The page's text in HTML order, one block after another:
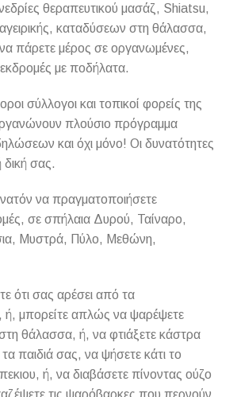
θεραπευτικού μασάζ, Shiatsu,
καταδύσεων στη θάλασσα,
πάρετε μέρος σε οργανωμένες,
εκδρομές με ποδήλατα.
σύλλογοι και τοπικοί φορείς της
πλούσιο πρόγραμμα
και όχι μόνο! Οι δυνατότητες
δική σας.
να πραγματοποιήσετε
σε σπήλαια Δυρού, Ταίναρο,
Μυστρά, Πύλο, Μεθώνη,
ότι σας αρέσει από τα
μπορείτε απλώς να ψαρέψετε
θάλασσα, ή, να φτιάξετε κάστρα
παιδιά σας, να ψήσετε κάτι το
ή, να διαβάσετε πίνοντας ούζο